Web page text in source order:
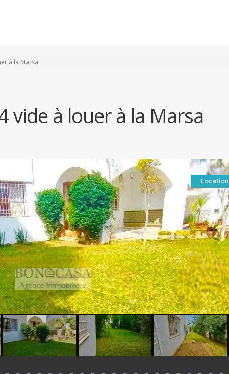
à la Marsa
vide à louer à la Marsa
Location